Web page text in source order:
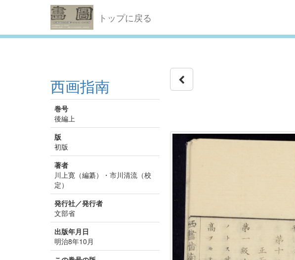
トップに戻る
西画指南
巻号
後編上
版
初版
著者
川上寛（編纂）・市川清流（校
定）
発行社／発行者
文部省
出版年月日
明治8年10月